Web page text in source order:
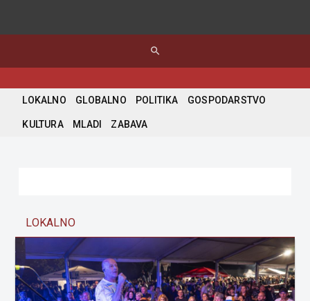
search
LOKALNO GLOBALNO POLITIKA GOSPODARSTVO
KULTURA MLADI ZABAVA
LOKALNO